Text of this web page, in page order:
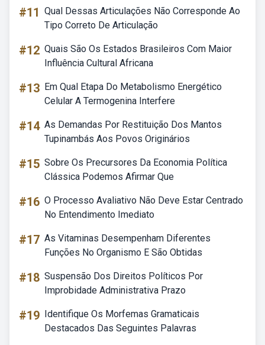
#11 Qual Dessas Articulações Não Corresponde Ao
Tipo Correto De Articulação
#12 Quais São Os Estados Brasileiros Com Maior
Influência Cultural Africana
#13 Em Qual Etapa Do Metabolismo Energético
Celular A Termogenina Interfere
#14 As Demandas Por Restituição Dos Mantos
Tupinambás Aos Povos Originários
#15 Sobre Os Precursores Da Economia Política
Clássica Podemos Afirmar Que
#16 O Processo Avaliativo Não Deve Estar Centrado
No Entendimento Imediato
#17 As Vitaminas Desempenham Diferentes
Funções No Organismo E São Obtidas
#18 Suspensão Dos Direitos Políticos Por
Improbidade Administrativa Prazo
#19 Identifique Os Morfemas Gramaticais
Destacados Das Seguintes Palavras